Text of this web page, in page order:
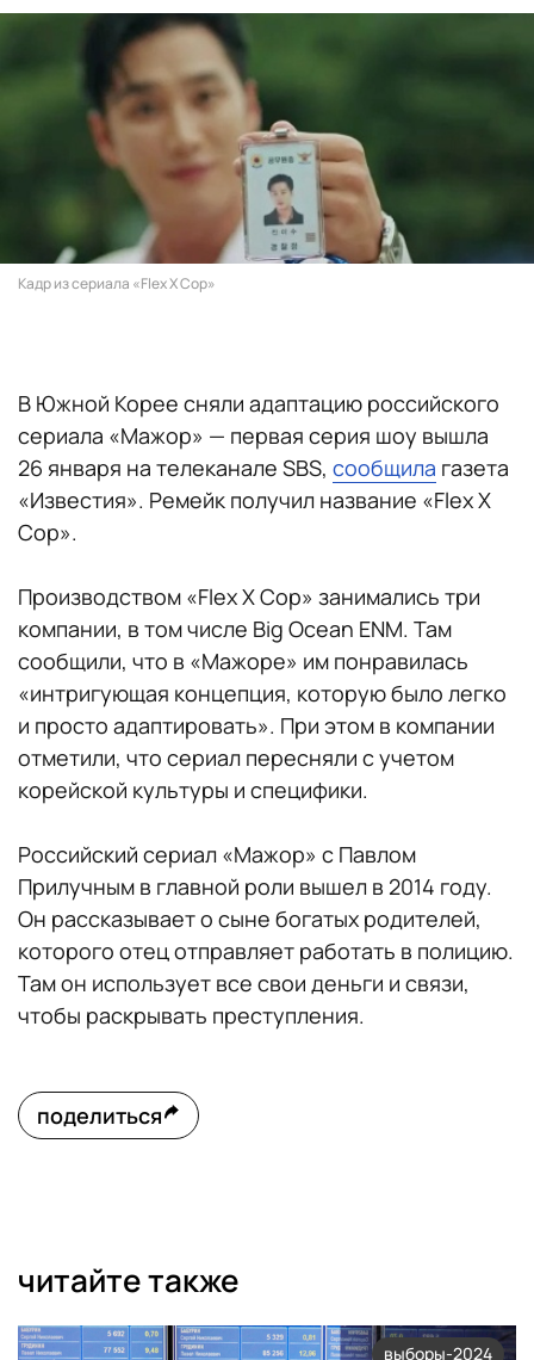
Кадр из сериала «Flex X Cop»
В Южной Корее сняли адаптацию российского
сериала «Мажор» — первая серия шоу вышла
26 января на телеканале SBS, сообщила газета
«Известия». Ремейк получил название «Flex X
Cop».
Производством «Flex X Cop» занимались три
компании, в том числе Big Ocean ENM. Там
сообщили, что в «Мажоре» им понравилась
«интригующая концепция, которую было легко
и просто адаптировать». При этом в компании
отметили, что сериал пересняли с учетом
корейской культуры и специфики.
Российский сериал «Мажор» с Павлом
Прилучным в главной роли вышел в 2014 году.
Он рассказывает о сыне богатых родителей,
которого отец отправляет работать в полицию.
Там он использует все свои деньги и связи,
чтобы раскрывать преступления.
поделиться
читайте также
выборы-2024